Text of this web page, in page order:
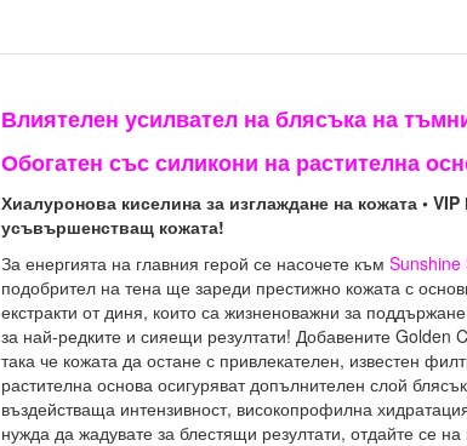
Влиятелен усилвател на блясъка на
Обогатен със силикони на растителна
Хиалуронова киселина за изглаждане на кожата •
усъвършенстващ кожата!
За енергията на главния герой се насочете към
подобрител на тена ще зареди престижно кожата с
екстракти от диня, които са жизненоважни за
за най-редките и сияещи резултати! Добавените Golden
така че кожата да остане с привлекателен, известен
растителна основа осигуряват допълнителен слой
въздействаща интензивност, високопрофилна
нужда да жадувате за блестящи резултати, отдайте се